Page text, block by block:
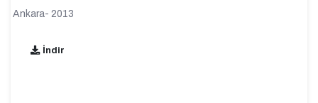
Ankara- 2013
İndir